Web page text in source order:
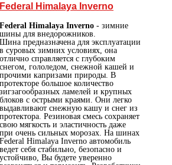
Federal Himalaya Inverno
Federal Himalaya Inverno - зимние
шины для внедорожников.
Шина предназначена для эксплуатации
в суровых зимних условиях, она
отлично справляется с глубоким
снегом, гололедом, снежной кашей и
прочими капризами природы. В
протекторе большое количество
зигзагообразных ламелей и крупных
блоков с острыми краями. Они легко
выдавливают снежную кашу и снег из
протектора. Резиновая смесь сохраняет
свою мягкость и эластичность даже
при очень сильных морозах. На шинах
Federal Himalaya Inverno автомобиль
ведет себя стабильно, безопасно и
устойчиво, Вы будете уверенно